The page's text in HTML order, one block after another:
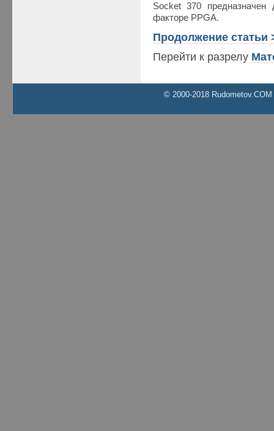
Socket 370
факторе PPGA.
Продолжение статьи
Перейти к разрелу
© 2000-2018